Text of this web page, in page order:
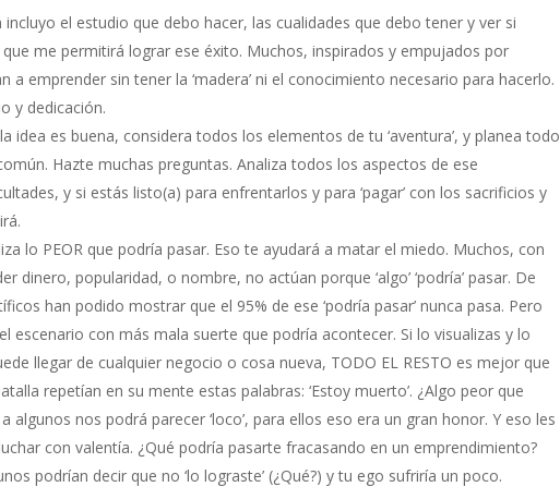
incluyo el estudio que debo hacer, las cualidades que debo tener y ver si
me permitirá lograr ese éxito. Muchos, inspirados y empujados por
a emprender sin tener la ‘madera’ ni el conocimiento necesario para hacerlo.
y dedicación.
idea es buena, considera todos los elementos de tu ‘aventura’, y planea todo
Hazte muchas preguntas. Analiza todos los aspectos de ese
y si estás listo(a) para enfrentarlos y para ‘pagar’ con los sacrificios y
lo PEOR que podría pasar. Eso te ayudará a matar el miedo. Muchos, con
dinero, popularidad, o nombre, no actúan porque ‘algo’ ‘podría’ pasar. De
han podido mostrar que el 95% de ese ‘podría pasar’ nunca pasa. Pero
escenario con más mala suerte que podría acontecer. Si lo visualizas y lo
llegar de cualquier negocio o cosa nueva, TODO EL RESTO es mejor que
repetían en su mente estas palabras: ‘Estoy muerto’. ¿Algo peor que
algunos nos podrá parecer ‘loco’, para ellos eso era un gran honor. Y eso les
con valentía. ¿Qué podría pasarte fracasando en un emprendimiento?
podrían decir que no ‘lo lograste’ (¿Qué?) y tu ego sufriría un poco.